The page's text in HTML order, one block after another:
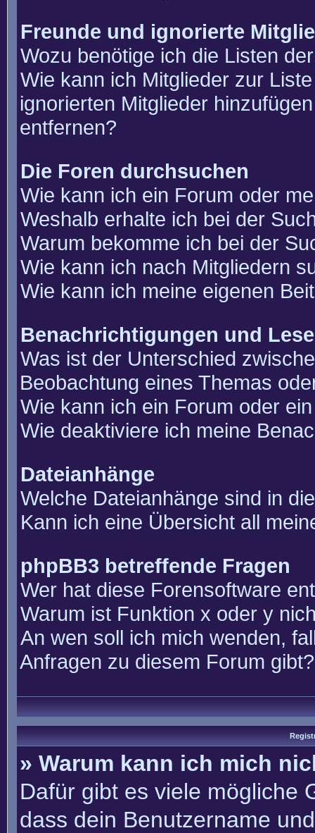
Freunde und ignorierte
Wozu benötige ich die Listen
Wie kann ich Mitglieder zur
ignorierten Mitglieder
entfernen?
Die Foren durchsuchen
Wie kann ich ein Forum oder
Weshalb erhalte ich bei der
Warum bekomme ich bei der
Wie kann ich nach Mitgliedern
Wie kann ich meine eigenen
Benachrichtigungen und
Was ist der Unterschied
Beobachtung eines Themas
Wie kann ich ein Forum oder
Wie deaktiviere ich meine
Dateianhänge
Welche Dateianhänge sind in
Kann ich eine Übersicht all
phpBB3 betreffende Fragen
Wer hat diese Forensoftware
Warum ist Funktion x oder y
An wen soll ich mich wenden,
Anfragen zu diesem Forum gibt?
» Warum kann ich mich
Dafür gibt es viele mögliche
dass dein Benutzername